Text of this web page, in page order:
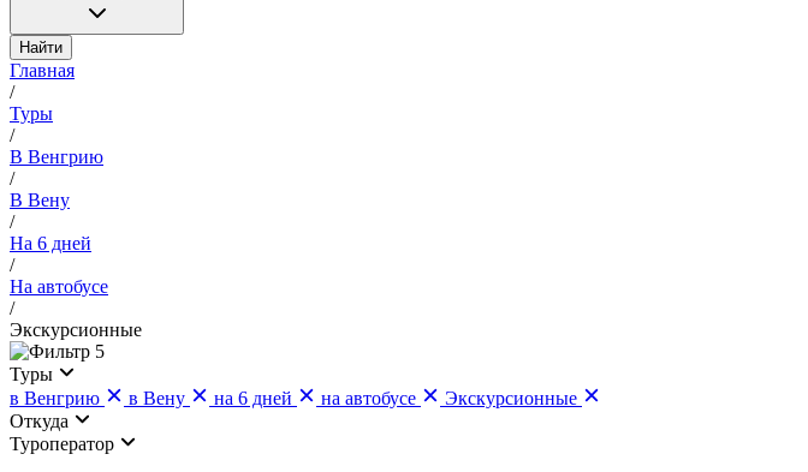
Найти
Главная
/
Туры
/
В Венгрию
/
В Вену
/
На 6 дней
/
На автобусе
/
Экскурсионные
5
Туры
в Венгрию
в Вену на 6 дней на автобусе
Экскурсионные
Откуда
Туроператор